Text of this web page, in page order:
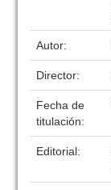
Autor:
Director:
Fecha de
titulación:
Editorial: